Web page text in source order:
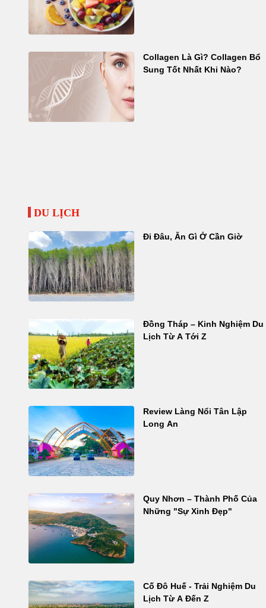
Collagen Là Gì? Collagen Bổ
Sung Tốt Nhất Khi Nào?
DU LỊCH
Đi Đâu, Ăn Gì Ở Cần Giờ
Đồng Tháp – Kinh Nghiệm Du
Lịch Từ A Tới Z
Review Làng Nổi Tân Lập
Long An
Quy Nhơn – Thành Phố Của
Những "Sự Xinh Đẹp"
Cố Đô Huế - Trải Nghiệm Du
Lịch Từ A Đến Z